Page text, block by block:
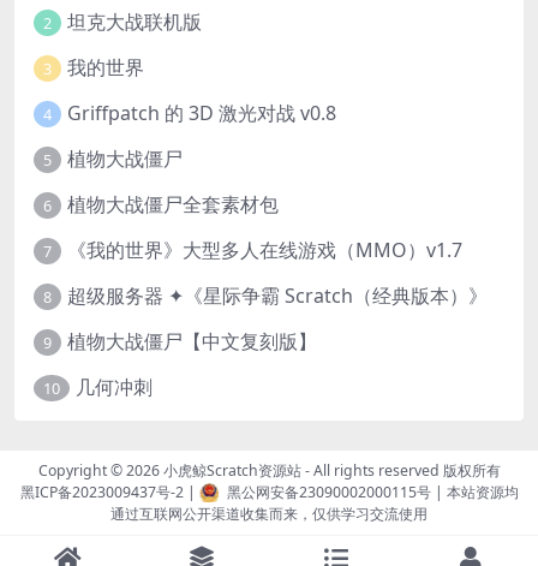
2 坦克大战联机版
3 我的世界
4 Griffpatch 的 3D 激光对战 v0.8
5 植物大战僵尸
6 植物大战僵尸全套素材包
7 《我的世界》大型多人在线游戏（MMO）v1.7
8 超级服务器 ✦《星际争霸 Scratch（经典版本）》
9 植物大战僵尸【中文复刻版】
10 几何冲刺
Copyright © 2026小虎鲸Scratch资源站- All rights reserved 版权所有
黑ICP备2023009437号-2| 黑公网安备23090002000115号| 本站资源均
通过互联网公开渠道收集而来，仅供学习交流使用